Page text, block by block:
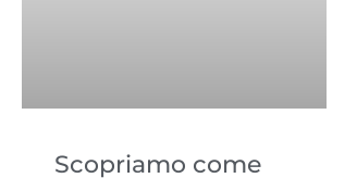
Scopriamo come